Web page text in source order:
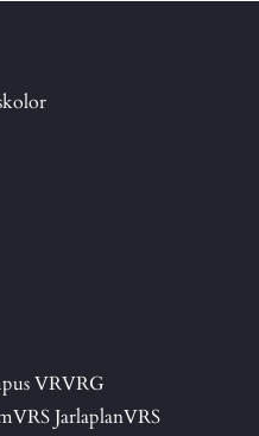
VRVRG
VRS JarlaplanVRS